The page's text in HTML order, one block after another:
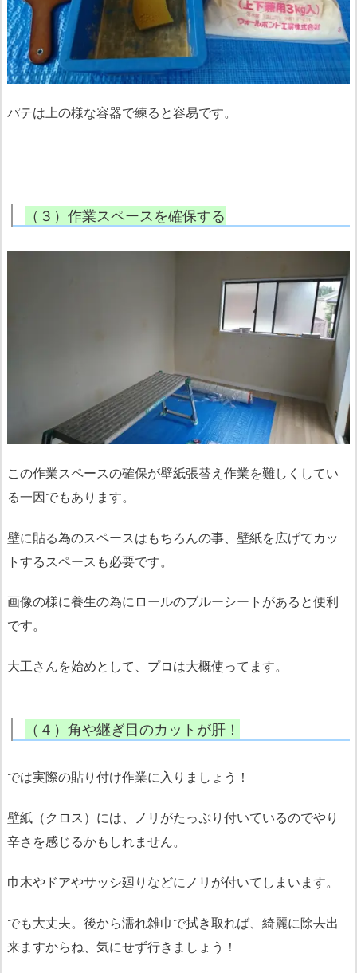
パテは上の様な容器で練ると容易です。
（３）作業スペースを確保する
この作業スペースの確保が壁紙張替え作業を難しくしてい
る一因でもあります。
壁に貼る為のスペースはもちろんの事、壁紙を広げてカッ
トするスペースも必要です。
画像の様に養生の為にロールのブルーシートがあると便利
です。
大工さんを始めとして、プロは大概使ってます。
（４）角や継ぎ目のカットが肝！
では実際の貼り付け作業に入りましょう！
壁紙（クロス）には、ノリがたっぷり付いているのでやり
辛さを感じるかもしれません。
巾木やドアやサッシ廻りなどにノリが付いてしまいます。
でも大丈夫。後から濡れ雑巾で拭き取れば、綺麗に除去出
来ますからね、気にせず行きましょう！